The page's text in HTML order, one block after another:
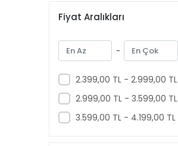
Fiyat Aralıkları
-
2.399,00 TL - 2.999,00 TL
2.999,00 TL - 3.599,00 TL
3.599,00 TL - 4.199,00 TL